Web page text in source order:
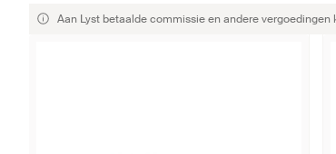
Aan Lyst betaalde commissie en andere